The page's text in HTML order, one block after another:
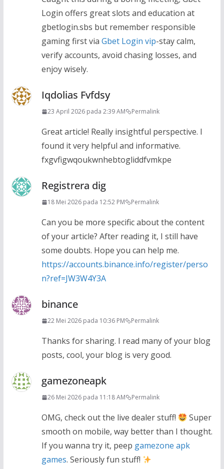
Login offers great slots and education at
gbetlogin.sbs but remember responsible
gaming first via Gbet Login vip-stay calm,
verify accounts, avoid chasing losses, and
enjoy wisely.
Iqdolias Fvfdsy
23 April 2026 pada 2:39 AM Permalink
Great article! Really insightful perspective. I
found it very helpful and informative.
fxgvfigwqoukwnhebtogliddfvmkpe
Registrera dig
18 Mei 2026 pada 12:52 PM Permalink
Can you be more specific about the content
of your article? After reading it, I still have
some doubts. Hope you can help me.
https://accounts.binance.info/register/perso
n?ref=JW3W4Y3A
binance
22 Mei 2026 pada 10:36 PM Permalink
Thanks for sharing. I read many of your blog
posts, cool, your blog is very good.
gamezoneapk
26 Mei 2026 pada 11:18 AM Permalink
OMG, check out the live dealer stuff!
Super
smooth on mobile, way better than I thought.
If you wanna try it, peep gamezone apk
games. Seriously fun stuff!